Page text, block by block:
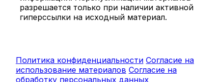
разрешается только при наличии активной
гиперссылки на исходный материал.
Политика конфиденциальности Согласие на
использование материалов Согласие на
обработку персональных данных